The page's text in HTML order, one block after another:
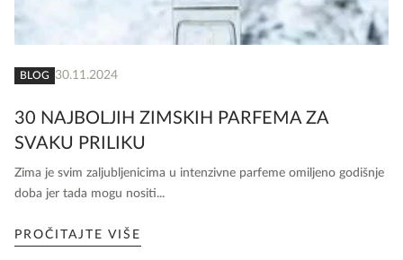
BLOG 30.11.2024
30 NAJBOLJIH ZIMSKIH PARFEMA ZA
SVAKU PRILIKU
Zima je svim zaljubljenicima u intenzivne parfeme omiljeno godišnje
doba jer tada mogu nositi...
PROČITAJTE VIŠE